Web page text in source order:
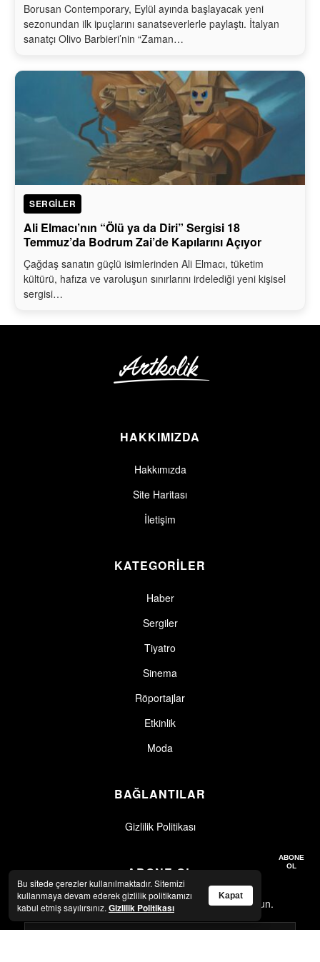
Borusan Contemporary, Eylül ayında başlayacak yeni
sezonundan ilk ipuçlarını sanatseverlerle paylaştı. İtalyan
sanatçı Olivo Barbieri’nin “Zaman…
SERGILER
Ali Elmacı’nın “Ölü ya da Diri” Sergisi 18
Temmuz’da Bodrum Zai’de Kapılarını Açıyor
Çağdaş sanatın güçlü isimlerinden Ali Elmacı, tüketim
kültürü, hafıza ve varoluşun sınırlarını irdelediği yeni kişisel
sergisi…
HAKKIMIZDA
Hakkımızda
Site Haritası
İletişim
KATEGORİLER
Haber
Sergiler
Tiyatro
Sinema
Röportajlar
Etkinlik
Moda
BAĞLANTILAR
Gizlilik Politikası
ABONE OL
En son haberler ve güncellemeler için abone olun.
ABONE
OL
Bu sitede çerezler kullanılmaktadır. Sitemizi
kullanmaya devam ederek gizlilik politikamızı
kabul etmiş sayılırsınız. Gizlilik Politikası
Kapat